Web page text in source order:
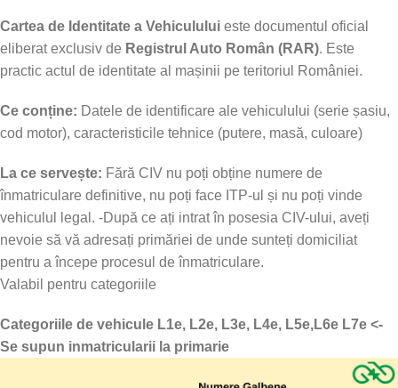
Cartea de Identitate a Vehiculului este documentul oficial
eliberat exclusiv de Registrul Auto Român (RAR). Este
practic actul de identitate al mașinii pe teritoriul României.
Ce conține: Datele de identificare ale vehiculului (serie șasiu,
cod motor), caracteristicile tehnice (putere, masă, culoare)
La ce servește: Fără CIV nu poți obține numere de
înmatriculare definitive, nu poți face ITP-ul și nu poți vinde
vehiculul legal. -După ce ați intrat în posesia CIV-ului, aveți
nevoie să vă adresați primăriei de unde sunteți domiciliat
pentru a începe procesul de înmatriculare.
Valabil pentru categoriile
Categoriile de vehicule L1e, L2e, L3e, L4e, L5e,L6e L7e <-
Se supun inmatricularii la primarie